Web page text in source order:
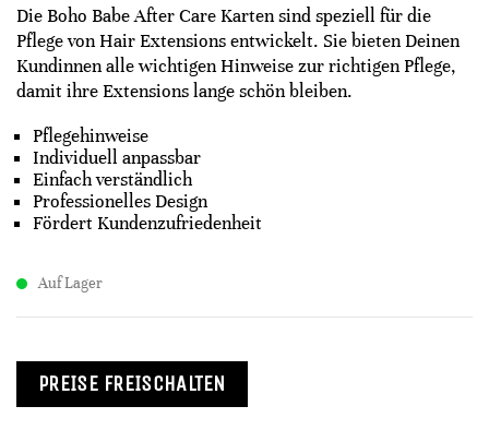
Die Boho Babe After Care Karten sind speziell für die
Pflege von Hair Extensions entwickelt. Sie bieten Deinen
Kundinnen alle wichtigen Hinweise zur richtigen Pflege,
damit ihre Extensions lange schön bleiben.
Pflegehinweise
Individuell anpassbar
Einfach verständlich
Professionelles Design
Fördert Kundenzufriedenheit
Auf Lager
PREISE FREISCHALTEN